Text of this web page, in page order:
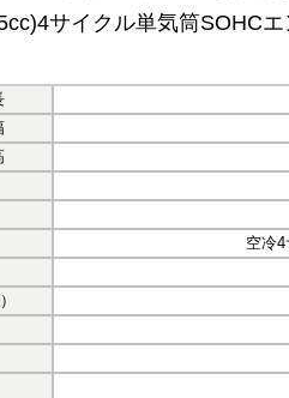
サイクル単気筒SOHCエ
空冷